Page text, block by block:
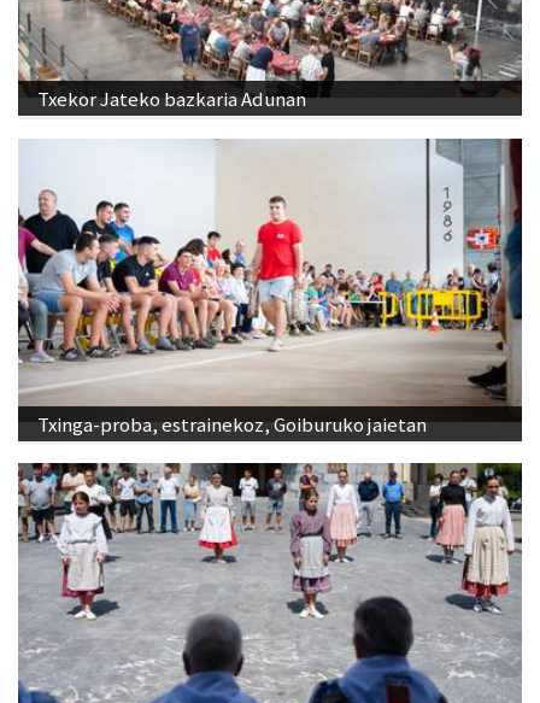
Txekor Jateko bazkaria Adunan
Txinga-proba, estrainekoz, Goiburuko jaietan